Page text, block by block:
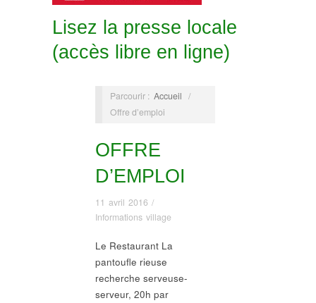
Lisez la presse locale
(accès libre en ligne)
Parcourir : Accueil /
Offre d’emploi
OFFRE
D’EMPLOI
11 avril 2016 /
Informations village
Le Restaurant La
pantoufle rieuse
recherche serveuse-
serveur, 20h par